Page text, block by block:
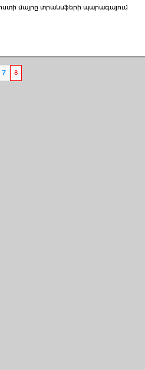
մայրը տրանսֆերի պարագայում
7 8